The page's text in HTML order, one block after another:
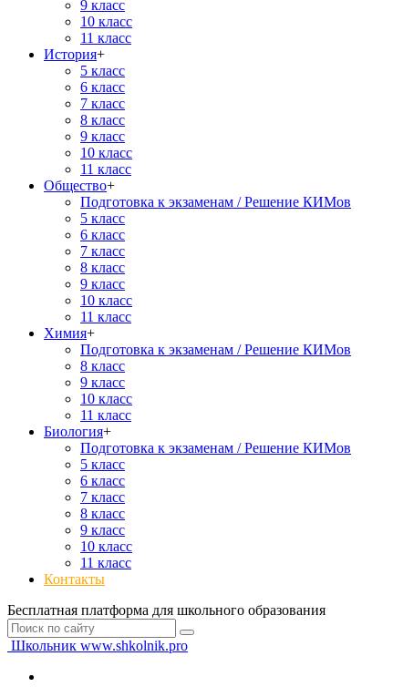
9 класс
10 класс
11 класс
История+
5 класс
6 класс
7 класс
8 класс
9 класс
10 класс
11 класс
Общество+
Подготовка к экзаменам / Решение КИМов
5 класс
6 класс
7 класс
8 класс
9 класс
10 класс
11 класс
Химия+
Подготовка к экзаменам / Решение КИМов
8 класс
9 класс
10 класс
11 класс
Биология+
Подготовка к экзаменам / Решение КИМов
5 класс
6 класс
7 класс
8 класс
9 класс
10 класс
11 класс
Контакты
Бесплатная платформа для школьного образования
Школьник www.shkolnik.pro